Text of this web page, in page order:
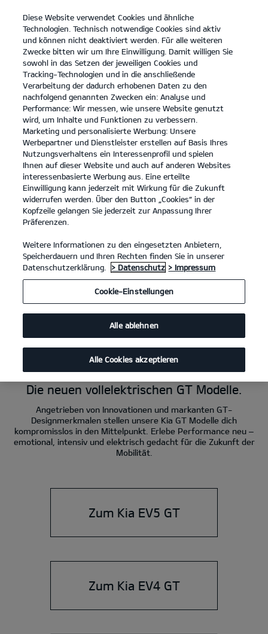
open
menu
KONTAKT
Kia EV3 GT 215 kW (292 PS): Stromverbrauch kombiniert 19,3 kWh/100 km;
CO₂-Emissionen kombiniert 0 g/km; CO₂-Klasse A.
Kia EV4 GT 215 kW (292 PS): Stromverbrauch kombiniert 19,7 kWh/100 km;
CO₂-Emissionen kombiniert 0 g/km; CO₂-Klasse A.
Kia EV5 GT 225 kW (306 PS): Stromverbrauch kombiniert 18,6 kWh/100 km;
Power. Elektro. GT.
Die neuen vollelektrischen GT Modelle.
Angetrieben von Innovationen und markanten GT-
Designmerkmalen stellen unsere Kia GT Modelle dich
kompromisslos in den Mittelpunkt. Erlebe Performance neu –
emotional, intensiv und elektrisch gedacht für die Zukunft der
Mobilität.
Zum Kia EV5 GT
Zum Kia EV4 GT
Diese Website verwendet Cookies und ähnliche
Technologien. Technisch notwendige Cookies sind aktiv
und können nicht deaktiviert werden. Für alle weiteren
Zwecke bitten wir um Ihre Einwilligung. Damit willigen Sie
sowohl in das Setzen der jeweiligen Cookies und
Tracking-Technologien und in die anschließende
Verarbeitung der dadurch erhobenen Daten zu den
nachfolgend genannten Zwecken ein: Analyse und
Performance: Wir messen, wie unsere Website genutzt
wird, um Inhalte und Funktionen zu verbessern.
Marketing und personalisierte Werbung: Unsere
Werbepartner und Dienstleister erstellen auf Basis Ihres
Nutzungsverhaltens ein Interessenprofil und spielen
Ihnen auf dieser Website und auch auf anderen Websites
interessenbasierte Werbung aus. Eine erteilte
Einwilligung kann jederzeit mit Wirkung für die Zukunft
widerrufen werden. Über den Button „Cookies“ in der
Kopfzeile gelangen Sie jederzeit zur Anpassung Ihrer
Präferenzen.
Weitere Informationen zu den eingesetzten Anbietern,
Speicherdauern und Ihren Rechten finden Sie in unserer
Datenschutzerklärung.
> Datenschutz > Impressum
Cookie-Einstellungen
Alle ablehnen
Alle Cookies akzeptieren